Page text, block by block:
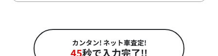
カンタン! ネット車査定!
45秒で入力完了!!